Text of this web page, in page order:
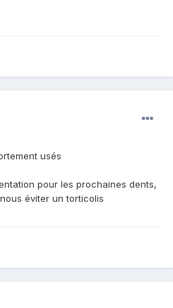
usés
pour les prochaines dents,
éviter un torticolis